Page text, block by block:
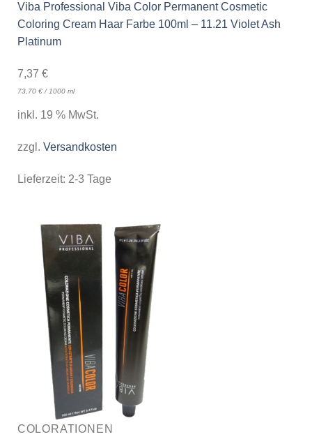
Viba Professional Viba Color Permanent Cosmetic
Coloring Cream Haar Farbe 100ml – 11.21 Violet Ash
Platinum
7,37 €
73,70 €/1000 ml
inkl. 19 % MwSt.
zzgl. Versandkosten
Lieferzeit: 2-3 Tage
COLORATIONEN